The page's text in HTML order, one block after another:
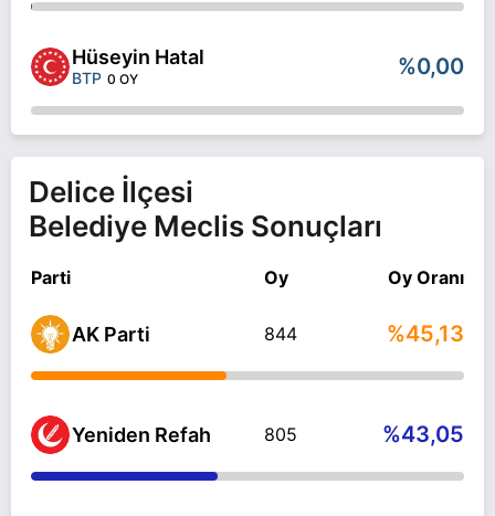
Hüseyin Hatal
BTP 0 OY %0,00
Delice İlçesi
Belediye Meclis Sonuçları
Parti Oy Oy Oranı
AK Parti 844 %45,13
Yeniden Refah 805 %43,05